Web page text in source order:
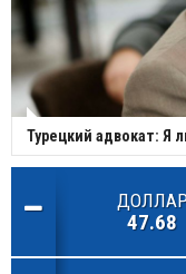
Турецкий адвокат: Я
47.68